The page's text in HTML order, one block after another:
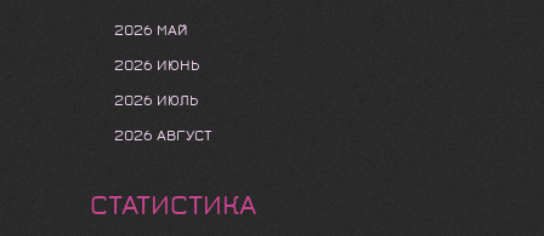
2026 МАЙ
2026 ИЮНЬ
2026 ИЮЛЬ
2026 АВГУСТ
СТАТИСТИКА